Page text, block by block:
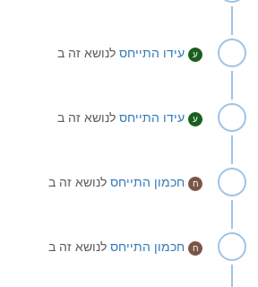
ע עידו התייחס לנושא זה ב
ע עידו התייחס לנושא זה ב
ח חכמון התייחס לנושא זה ב
ח חכמון התייחס לנושא זה ב